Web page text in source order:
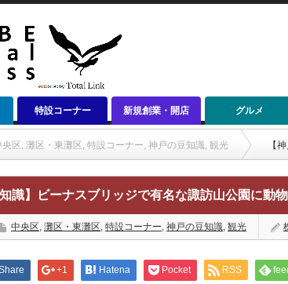
特設コーナー 新規創業・開店 グルメ
央区 , 灘区・東灘区 , 特設コーナー, 神戸の豆知識, 観光 【
知識】ビーナスブリッジで有名な諏訪山公園に動
中央区, 灘区・東灘区, 特設コーナー, 神戸の豆知識, 観光
+1 Hatena Pocket RSS